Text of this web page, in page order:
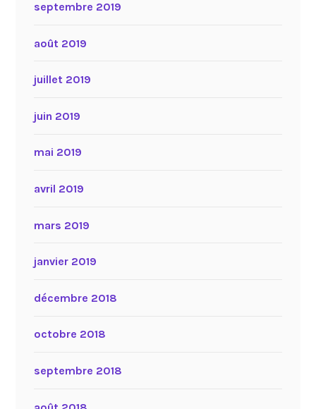
septembre 2019
août 2019
juillet 2019
juin 2019
mai 2019
avril 2019
mars 2019
janvier 2019
décembre 2018
octobre 2018
septembre 2018